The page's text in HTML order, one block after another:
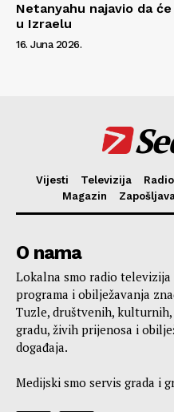
Netanyahu najavio da
u Izraelu
16. Juna 2026.
Vijesti Televizija Radio
Magazin
O nama
Lokalna smo radio
programa i obilježavanja
Tuzle, društvenih,
gradu, živih prijenosa i
događaja.
Medijski smo servis grada i